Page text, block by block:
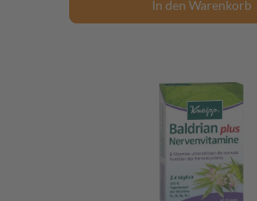
In den Warenkorb